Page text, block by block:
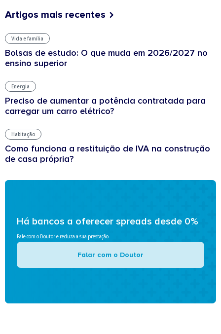
Artigos mais recentes
Vida e família
Bolsas de estudo: O que muda em 2026/2027 no
ensino superior
Energia
Preciso de aumentar a potência contratada para
carregar um carro elétrico?
Habitação
Como funciona a restituição de IVA na construção
de casa própria?
Há bancos a oferecer spreads desde 0%
Fale com o Doutor e reduza a sua prestação
Falar com o Doutor